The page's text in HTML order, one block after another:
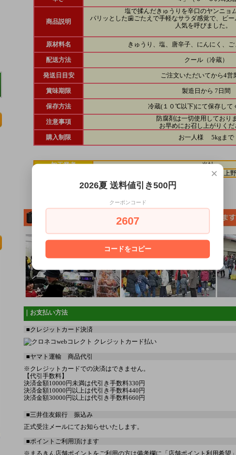
商品説明
塩で揉んだきゅうりを辛口のヤンニョ
パリッとした歯ごたえで手軽なサラダ感覚で、ビ
人気を呼びました。
原材料名 きゅうり、塩、唐辛子、にんにく、ご
配送方法 クール（冷蔵）
発送日目安 ご注文いただいてから4営
賞味期限 製造日から 7日間
保存方法 冷蔵(１０℃以下)にて保存して
注意事項
防腐剤は一切使用しており
お早めにお召し上がりくだ
購入制限
お一人様 5kgまで
加工業者
当社
東京都台東区東上野
｜お支払い方法
■クレジットカード決済
■ヤマト運輸 商品代引
※クレジットカードでの決済はできません。
【代引手数料】
決済金額10000円未満は代引き手数料330円
決済金額10000円以上は代引き手数料440円
決済金額30000円以上は代引き手数料660円
■三井住友銀行 振込み
正式受注メールにてお知らせいたします。
■ポイントご利用頂けます
※まるきん店舗ポイントをご利用の方は備考欄に「店舗ポイント利用希望
×
2026夏 送料値引き500円
クーポンコード
2607
コードをコピー